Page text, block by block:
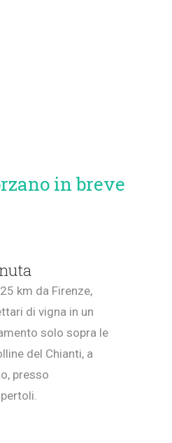
in breve
km da Firenze,
di vigna in un
solo sopra le
del Chianti, a
presso